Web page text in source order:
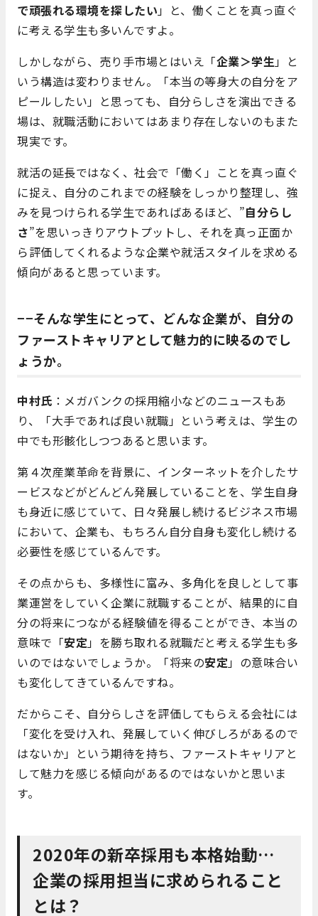
で頑張れる環境を探したい」と、働くことを真っ直ぐ
に考える学生も多いんですよ。
しかしながら、売り手市場とはいえ「企業＞学生」と
いう構造は変わりません。「本当の等身大の自分をア
ピールしたい」と思っても、自分らしさを演出できる
場は、就職活動においてはあまり存在しないのもまた
現実です。
就活の延長ではなく、社会で「働く」ことを真っ直ぐ
に捉え、自分のこれまでの経験をしっかり整理し、強
みを見つけられる学生であればあるほど、”自分らし
さ”を思いっきりアウトプットし、それを真っ正面か
ら評価してくれるような企業や就活スタイルを求める
傾向があると思っています。
−−そんな学生にとって、どんな企業が、自分の
ファーストキャリアとして魅力的に映るのでし
ょうか。
中村氏 ：メガバンクの採用縮小などのニュースもあ
り、「大手であれば良い就職」という考えは、学生の
中でも形骸化しつつあると思います。
第４次産業革命を背景に、インターネットを介したサ
ービスなどがどんどん発展していることを、学生自身
も身近に感じていて、日々発展し続けるビジネス市場
において、企業も、もちろん自分自身も変化し続ける
必要性を感じているんです。
その点からも、多様性に富み、多角化を良しとして事
業運営をしていく企業に就職することが、結果的に自
分の将来につながる経験値を得ることができ、本当の
意味で「安定」を勝ち取れる就職だと考える学生も多
いのではないでしょうか。「将来の安定」の意味合い
も変化してきているんですね。
だからこそ、自分らしさを評価してもらえる会社には
「変化を受け入れ、発展していく伸びしろがあるので
はないか」という期待を持ち、ファーストキャリアと
して魅力を感じる傾向があるのではないかと思いま
す。
2020年の新卒採用も本格始動…
企業の採用担当に求められること
とは？